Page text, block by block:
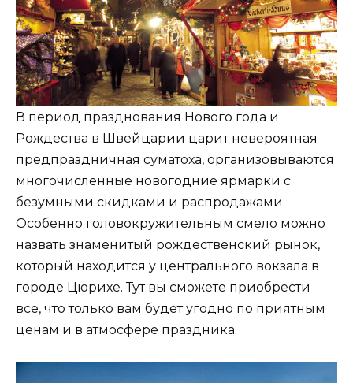
В период празднования Нового года и
Рождества в Швейцарии царит невероятная
предпраздничная суматоха, организовываются
многочисленные новогодние ярмарки с
безумными скидками и распродажами.
Особенно головокружительным смело можно
назвать знаменитый рождественский рынок,
который находится у центрального вокзала в
городе Цюрихе. Тут вы сможете приобрести
все, что только вам будет угодно по приятным
ценам и в атмосфере праздника.